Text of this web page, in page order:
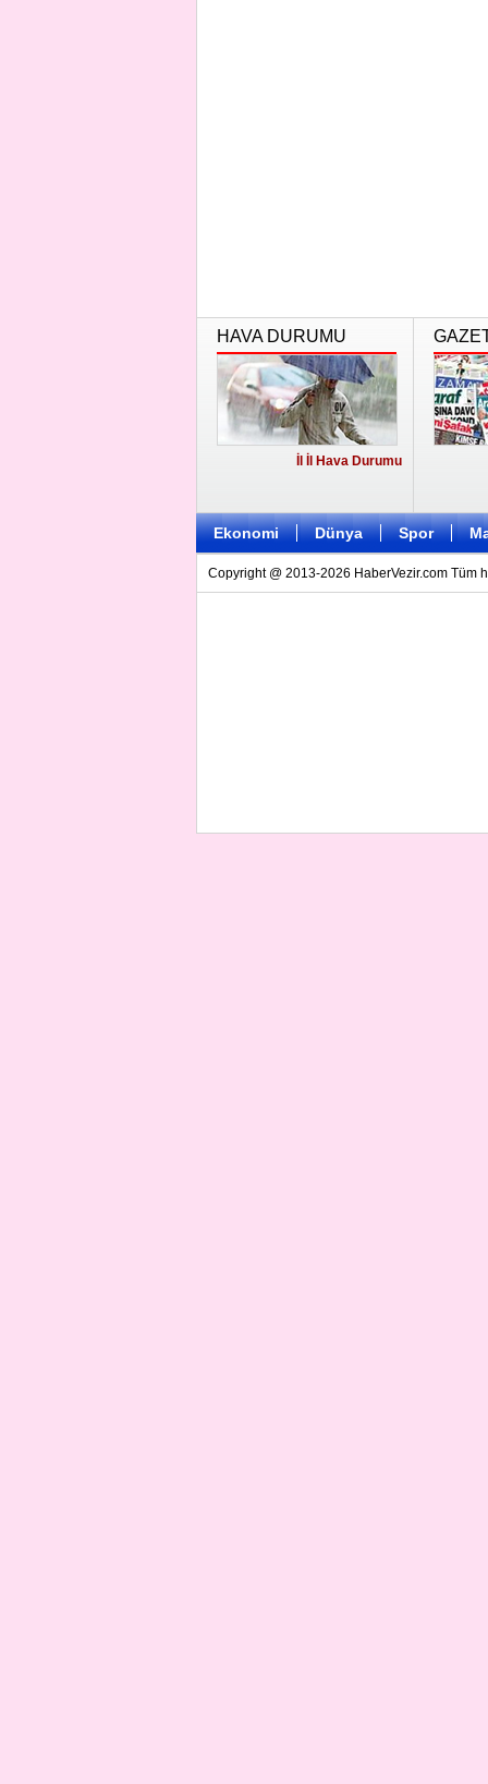
HAVA DURUMU
İl İl Hava Durumu
Ekonomi Dünya Spor
Copyright @ 2013-2026 HaberVezir.com Tüm